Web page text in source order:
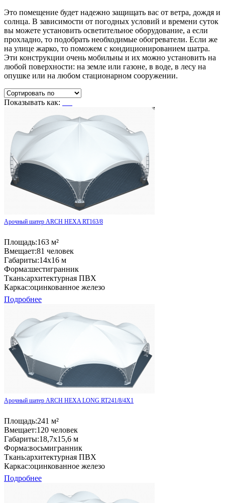
Это помещение будет надежно защищать вас от ветра, дождя и
солнца. В зависимости от погодных условий и времени суток
вы можете установить осветительное оборудование, а если
прохладно, то подобрать необходимые обогреватели. Если же
на улице жарко, то поможем с кондиционированием шатра.
Эти конструкции очень мобильны и их можно установить на
любой поверхности: на земле или газоне, в воде, в лесу на
опушке или на любом стационарном сооружении.
Показывать как:
Арочный шатер ARCH HEXA RT163/8
Площадь:163 м²
Вмещает:81 человек
Габариты:14x16 м
Форма:шестигранник
Ткань:архитектурная ПВХ
Каркас:оцинкованное железо
Подробнее
Арочный шатер ARCH HEXA LONG RT241/8/4X1
Площадь:241 м²
Вмещает:120 человек
Габариты:18,7x15,6 м
Форма:восьмигранник
Ткань:архитектурная ПВХ
Каркас:оцинкованное железо
Подробнее